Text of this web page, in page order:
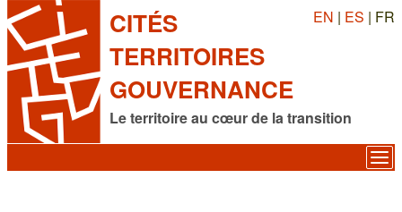
CITÉS
TERRITOIRES
GOUVERNANCE
Le territoire au cœur de la transition
EN | ES | FR